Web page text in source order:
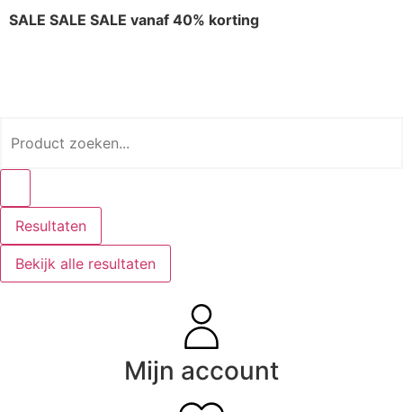
SALE SALE SALE vanaf 40% korting
Resultaten
Bekijk alle resultaten
Mijn account